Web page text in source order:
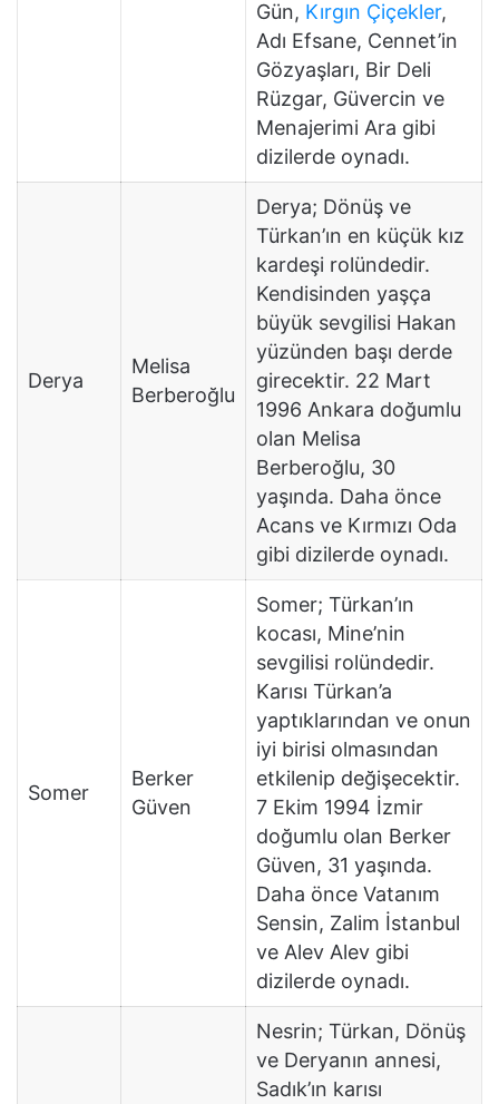
Gün, Kırgın Çiçekler,
Adı Efsane, Cennet’in
Gözyaşları, Bir Deli
Rüzgar, Güvercin ve
Menajerimi Ara gibi
dizilerde oynadı.
Derya
Melisa
Berberoğlu
Derya; Dönüş ve
Türkan’ın en küçük kız
kardeşi rolündedir.
Kendisinden yaşça
büyük sevgilisi Hakan
yüzünden başı derde
girecektir. 22 Mart
1996 Ankara doğumlu
olan Melisa
Berberoğlu, 30
yaşında. Daha önce
Acans ve Kırmızı Oda
gibi dizilerde oynadı.
Somer
Berker
Güven
Somer; Türkan’ın
kocası, Mine’nin
sevgilisi rolündedir.
Karısı Türkan’a
yaptıklarından ve onun
iyi birisi olmasından
etkilenip değişecektir.
7 Ekim 1994 İzmir
doğumlu olan Berker
Güven, 31 yaşında.
Daha önce Vatanım
Sensin, Zalim İstanbul
ve Alev Alev gibi
dizilerde oynadı.
Nesrin; Türkan, Dönüş
ve Deryanın annesi,
Sadık’ın karısı